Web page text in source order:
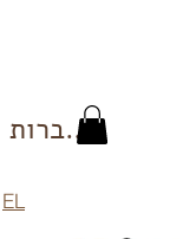
להתחברות
EL